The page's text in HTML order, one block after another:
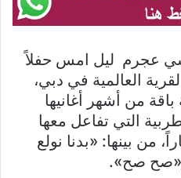
عجرم ليل امس حفلاً
العالمية في دبي،
من أشهر أغانيها
التي تفاعل معها
من بينها: «بدنا نولع
و«صح صح».